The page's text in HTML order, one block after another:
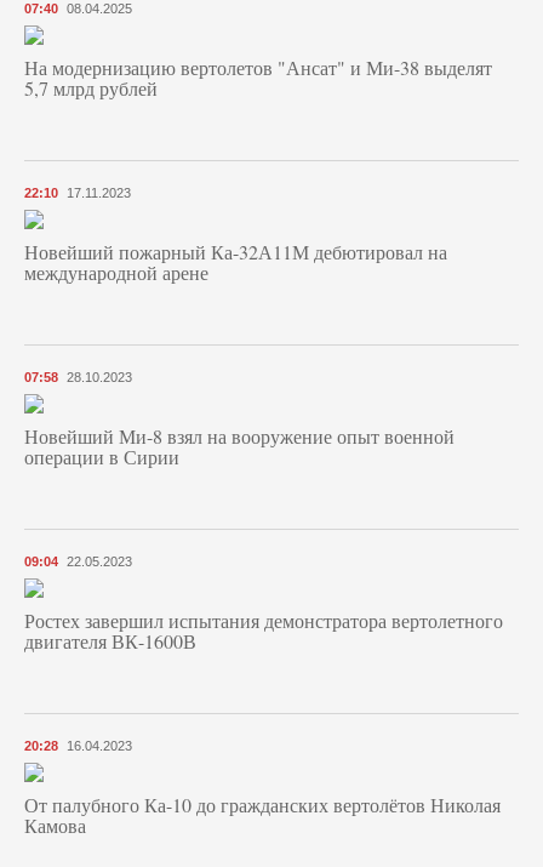
07:40 08.04.2025
На модернизацию вертолетов "Ансат" и Ми-38 выделят
5,7 млрд рублей
22:10 17.11.2023
Новейший пожарный Ка-32А11М дебютировал на
международной арене
07:58 28.10.2023
Новейший Ми-8 взял на вооружение опыт военной
операции в Сирии
09:04 22.05.2023
Ростех завершил испытания демонстратора вертолетного
двигателя ВК-1600В
20:28 16.04.2023
От палубного Ка-10 до гражданских вертолётов Николая
Камова